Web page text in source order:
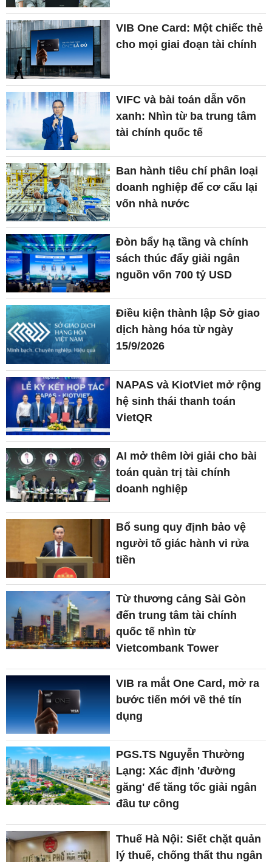
VIB One Card: Một chiếc thẻ
cho mọi giai đoạn tài chính
VIFC và bài toán dẫn vốn
xanh: Nhìn từ ba trung tâm
tài chính quốc tế
Ban hành tiêu chí phân loại
doanh nghiệp để cơ cấu lại
vốn nhà nước
Đòn bẩy hạ tầng và chính
sách thúc đẩy giải ngân
nguồn vốn 700 tỷ USD
Điều kiện thành lập Sở giao
dịch hàng hóa từ ngày
15/9/2026
NAPAS và KiotViet mở rộng
hệ sinh thái thanh toán
VietQR
AI mở thêm lời giải cho bài
toán quản trị tài chính
doanh nghiệp
Bổ sung quy định bảo vệ
người tố giác hành vi rửa
tiền
Từ thương cảng Sài Gòn
đến trung tâm tài chính
quốc tế nhìn từ
Vietcombank Tower
VIB ra mắt One Card, mở ra
bước tiến mới về thẻ tín
dụng
PGS.TS Nguyễn Thường
Lạng: Xác định 'đường
găng' để tăng tốc giải ngân
đầu tư công
Thuế Hà Nội: Siết chặt quản
lý thuế, chống thất thu ngân